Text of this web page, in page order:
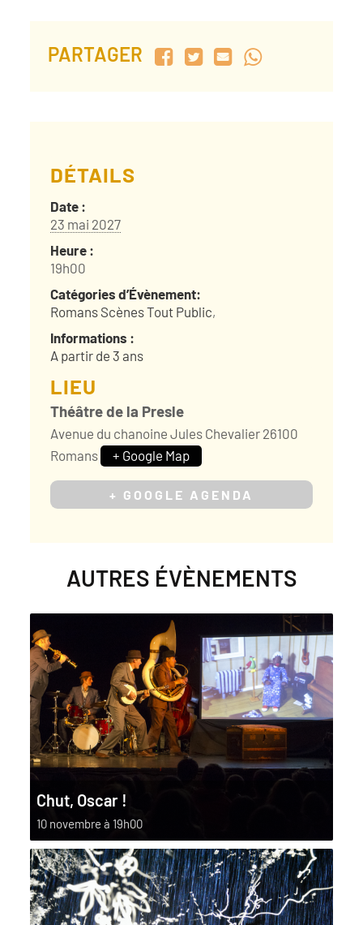
PARTAGER
DÉTAILS
Date :
23 mai 2027
Heure :
19h00
Catégories d’Évènement:
Romans Scènes Tout Public,
Informations :
A partir de 3 ans
LIEU
Théâtre de la Presle
Avenue du chanoine Jules Chevalier 26100
Romans
+ Google Map
+ GOOGLE AGENDA
AUTRES ÉVÈNEMENTS
Chut, Oscar !
10 novembre à 19h00